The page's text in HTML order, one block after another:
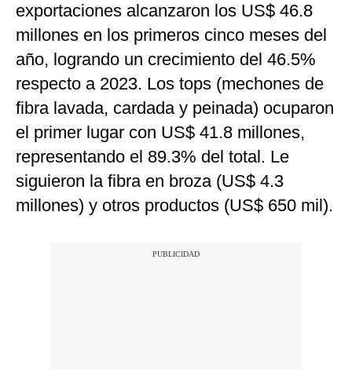
exportaciones alcanzaron los US$ 46.8
millones en los primeros cinco meses del
año, logrando un crecimiento del 46.5%
respecto a 2023. Los tops (mechones de
fibra lavada, cardada y peinada) ocuparon
el primer lugar con US$ 41.8 millones,
representando el 89.3% del total. Le
siguieron la fibra en broza (US$ 4.3
millones) y otros productos (US$ 650 mil).